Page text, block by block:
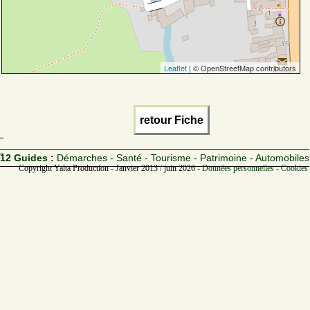
Leaflet | © OpenStreetMap contributors
retour Fiche
12 Guides : Démarches - Santé - Tourisme - Patrimoine - Automobiles
Copyright Yalta Production - Janvier 2013 / juin 2026 -Données personnelles -